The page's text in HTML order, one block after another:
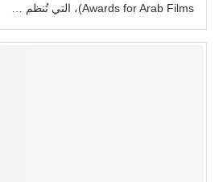
Awards for Arab Films)، التي تُنظم …